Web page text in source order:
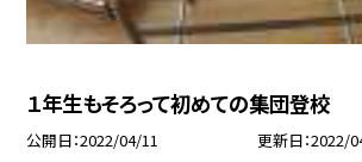
１年生もそろって初めての集団登校
公開日 2022/04/11 更新日 2022/